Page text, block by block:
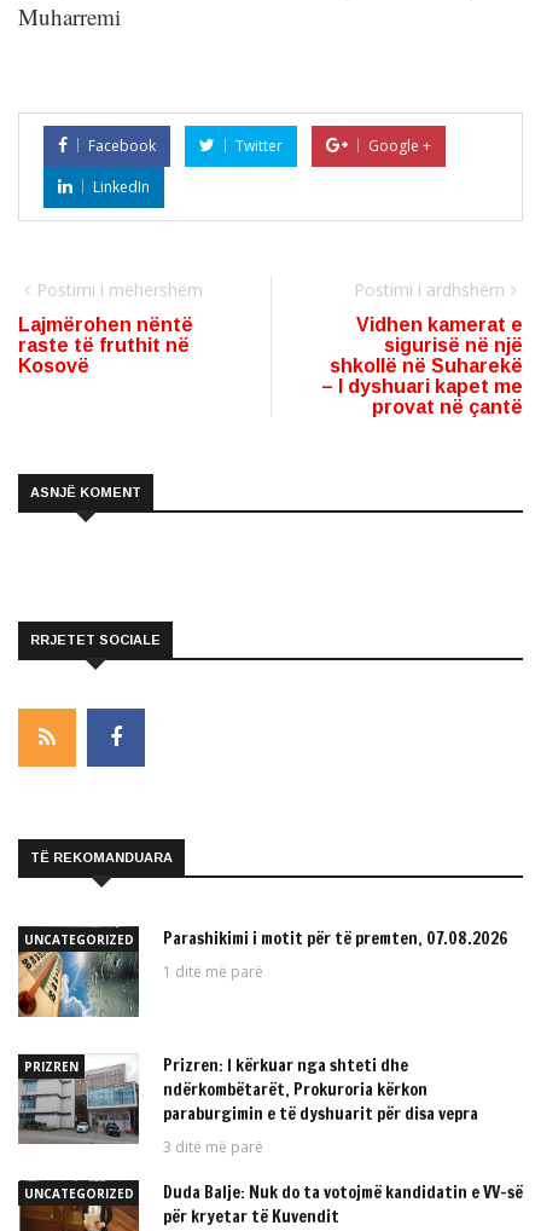
Muharremi
Facebook Twitter
Google +
LinkedIn
Postimi i mëhershëm
Lajmërohen nëntë
raste të fruthit në
Kosovë
Postimi i ardhshëm
Vidhen kamerat e
sigurisë në një
shkollë në Suharekë
– I dyshuari kapet me
provat në çantë
ASNJË KOMENT
RRJETET SOCIALE
TË REKOMANDUARA
UNCATEGORIZED Parashikimi i motit për të premten, 07.08.2026
1 ditë më parë
PRIZREN
Prizren: I kërkuar nga shteti dhe
ndërkombëtarët, Prokuroria kërkon
paraburgimin e të dyshuarit për disa vepra
3 ditë më parë
UNCATEGORIZED
Duda Balje: Nuk do ta votojmë kandidatin e VV-së
për kryetar të Kuvendit